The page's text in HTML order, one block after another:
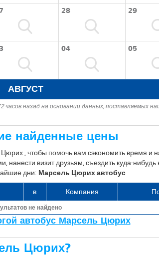
28 29
04 05
АВГУСТ
назад на основании данных, поставляемых
найденные цены
, чтобы помочь вам сэкономить время и
нанести визит друзьям, съездить куда-
дни: Марсель Цюрих автобус
в Компания
не найдено
автобус Марсель Цюрих
Цюрих?